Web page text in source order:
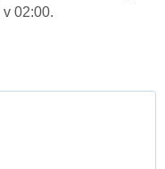
02:00.